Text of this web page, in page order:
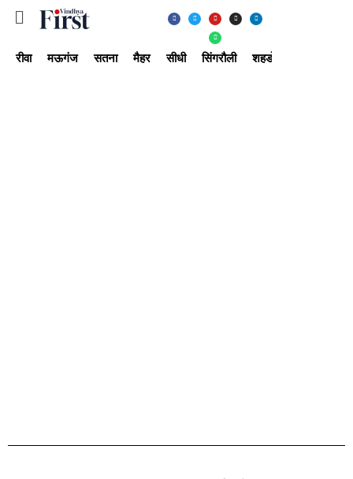
रीवा मऊगंज सतना मैहर सीधी सिंगरौली शहडोल